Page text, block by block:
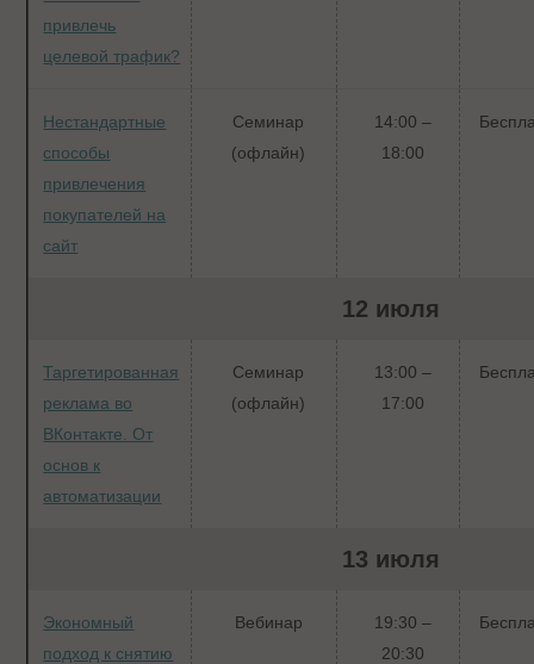
привлечь
целевой трафик?
Нестандартные
способы
привлечения
покупателей на
сайт
Семинар
(офлайн)
14:00 –
18:00
12 июля
Таргетированная
реклама во
ВКонтакте. От
основ к
автоматизации
Семинар
(офлайн)
13:00 –
17:00
13 июля
Экономный
подход к снятию
Вебинар
19:30 –
20:30